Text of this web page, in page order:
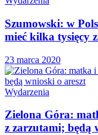
Szumowski: w
mieć kilka tysięcy
23 marca 2020
Wydarzenia
Zielona Góra:
z zarzutami; będą